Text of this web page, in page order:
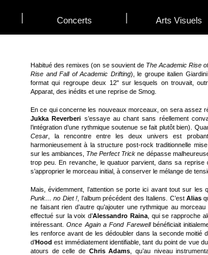
Concerts Arts Visuels
Habitué des remixes (on se souvient de The Academic Rise
Rise and Fall of Academic Drifting), le groupe italien
format qui regroupe deux 12" sur lesquels on trouvait,
Apparat, des inédits et une reprise de Smog.
En ce qui concerne les nouveaux morceaux, on sera assez
Jukka Reverberi s’essaye au chant sans réellement
l’intégration d’une rythmique soutenue se fait plutôt bien).
Cesar , la rencontre entre les deux univers est
harmonieusement à la structure post-rock traditionnelle
sur les ambiances, The Perfect Trick ne dépasse
trop peu. En revanche, le quatuor parvient, dans sa reprise
s’approprier le morceau initial, à conserver le mélange de
Mais, évidemment, l’attention se porte ici avant tout sur les
Punk… no Diet ! , l’album précédent des Italiens. C’estAlias
ne faisant rien d’autre qu’ajouter une rythmique au
effectué sur la voix d’Alessandro Raina, qui se rapproche
intéressant.Once Again a Fond Farewellbénéficiait
les renforce avant de les dédoubler dans la seconde moitié
d’Hood est immédiatement identifiable, tant du point de vue
atours de celle de Chris Adams , qu’au niveau